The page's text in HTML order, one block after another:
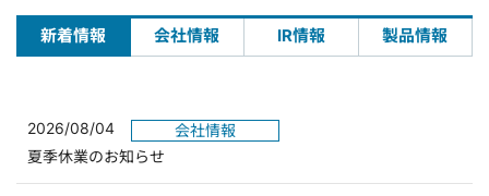
新着情報 会社情報 IR情報 製品情報
2026/08/04
会社情報
夏季休業のお知らせ